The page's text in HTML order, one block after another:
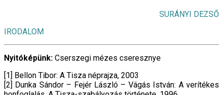
SURÁNYI DEZSŐ
IRODALOM
Nyitóképünk: Cserszegi mézes cseresznye
[1] Bellon Tibor: A Tisza néprajza, 2003
[2] Dunka Sándor – Fejér László – Vágás István: A verítékes